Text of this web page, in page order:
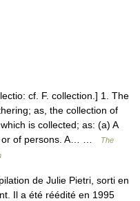
cf. F. collection.] 1. The
as, the collection of
is collected; as: (a) A
or of persons. A… …
The
de Julie Pietri, sorti en
Il a été réédité en 1995